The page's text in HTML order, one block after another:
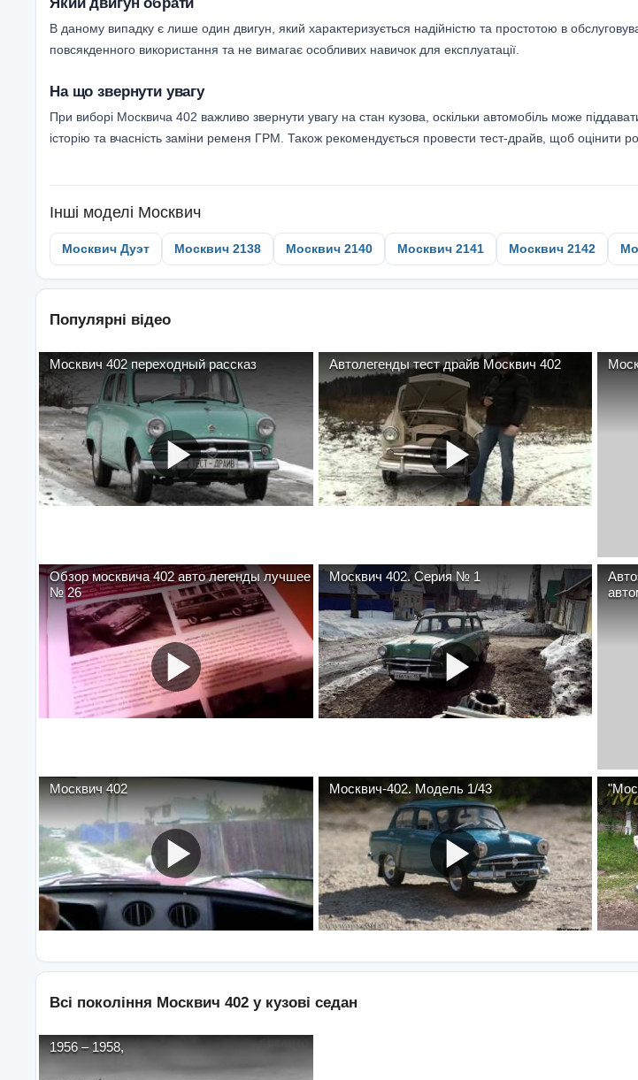
В даному випадку є лише один двигун, який характеризується надійністю та простотою в
повсякденного використання та не вимагає особливих навичок для експлуатації.
На що звернути увагу
При виборі Москвича 402 важливо звернути увагу на стан кузова, оскільки автомобіль може
історію та вчасність заміни ременя ГРМ. Також рекомендується провести тест-драйв, щоб оцінити
Інші моделі Москвич
Москвич Дуэт Москвич 2138 Москвич 2140 Москвич 2141 Москвич 2142
Популярні відео
Москвич 402 переходный рассказ Автолегенды тест драйв Москвич 402
Обзор москвича 402 авто легенды лучшее
№ 26
Москвич 402. Серия № 1
Москвич 402 Москвич-402. Модель 1/43
Всі покоління Москвич 402 у кузові седан
1956 –1958,